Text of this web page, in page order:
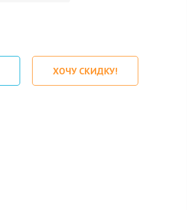
ХОЧУ СКИДКУ!